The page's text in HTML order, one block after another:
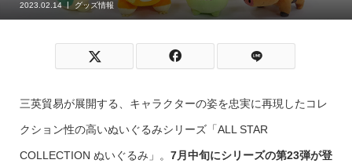
2023.02.14 グッズ情報
三英貿易が展開する、キャラクターの姿を忠実に再現したコレ
クション性の高いぬいぐるみシリーズ「ALL STAR
COLLECTION ぬいぐるみ」。 7月中旬にシリーズの第23弾が登